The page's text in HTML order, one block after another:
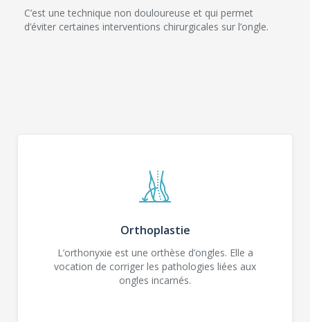
Podologie médicale
Confection d’orthèses
C’est une technique non douloureuse et qui permet
d’éviter certaines interventions chirurgicales sur l’ongle.
Orthoplastie
L’orthonyxie est une orthèse d’ongles. Elle a
vocation de corriger les pathologies liées aux
ongles incarnés.